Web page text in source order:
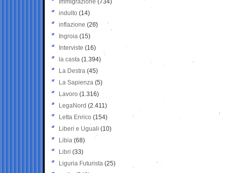
Immigrazione (734)
indulto (14)
inflazione (26)
Ingroia (15)
Interviste (16)
la casta (1.394)
La Destra (45)
La Sapienza (5)
Lavoro (1.316)
LegaNord (2.411)
Letta Enrico (154)
Liberi e Uguali (10)
Libia (68)
Libri (33)
Liguria Futurista (25)